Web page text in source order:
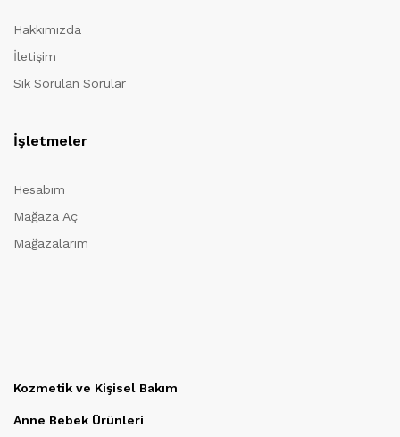
Hakkımızda
İletişim
Sık Sorulan Sorular
İşletmeler
Hesabım
Mağaza Aç
Mağazalarım
Kozmetik ve Kişisel Bakım
Anne Bebek Ürünleri